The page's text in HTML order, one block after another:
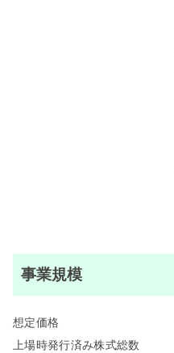
事業規模
想定価格
上場時発行済み株式総数